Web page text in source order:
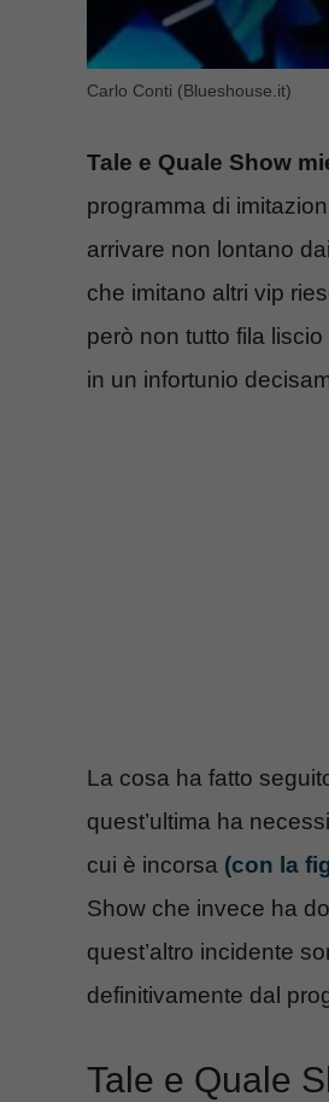
Carlo Conti (Blueshouse.it)
Tale e Quale Show
programma di
arrivare non lontano
che imitano altri vip
però non tutto fila
in un infortunio
La cosa ha fatto
quest’ultima ha
cui è incorsa (con la
Show che invece ha
quest’altro incidente
definitivamente dal
Tale e Quale